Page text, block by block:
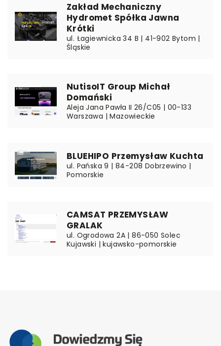
Zakład Mechaniczny
Hydromet Spółka Jawna
Krótki
ul. Łagiewnicka 34 B | 41-902 Bytom |
Śląskie
NutisoIT Group Michał
Domański
Aleja Jana Pawła II 26/C05 | 00-133
Warszawa | Mazowieckie
BLUEHIPO Przemysław Kuchta
ul. Pańska 9 | 84-208 Dobrzewino |
Pomorskie
CAMSAT PRZEMYSŁAW
GRALAK
ul. Ogrodowa 2A | 86-050 Solec
Kujawski | kujawsko-pomorskie